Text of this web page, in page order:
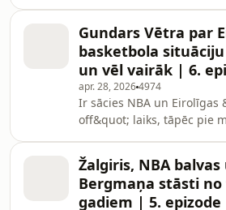
Runājām arī par NBA
&quot;&quot;play-
to, kā klubi agrāk taupīja
Šoreiz Tomam
Guntaram Jonānam
pievienojās Raimonds
aizraujošākajiem sporta
Gundars Vētra par
basketbola
un vēl vairāk | 6.
apr. 28, 20264974
Ir sācies NBA un Eirolīgas
off&quot; laiks, tāpēc pie
Eirolīgas individuālajām
izteicām prognozes par
spēļu turnīru un
&quot;play-off&quot; ainu.
Žalgiris, NBA balvas
Bergmaņa stāsti no
gadiem | 5. epizode